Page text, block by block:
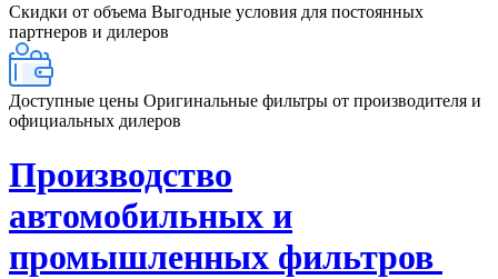
Скидки от объема Выгодные условия для постоянных
партнеров и дилеров
Доступные цены Оригинальные фильтры от производителя и
официальных дилеров
Производство
автомобильных и
промышленных фильтров